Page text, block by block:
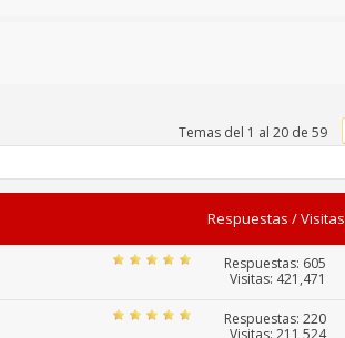
Temas del 1 al 20 de 59
Respuestas /Visitas
Respuestas: 605
Visitas: 421,471
Respuestas:220